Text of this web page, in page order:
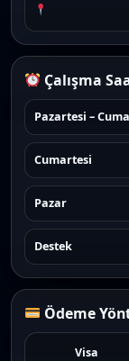
Çalışma
Pazartesi – Cuma
Cumartesi
Pazar
Destek
Ödeme
Visa